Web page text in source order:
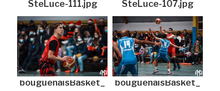
SteLuce-111.jpg
SteLuce-107.jpg
bouguenaisBasket_
bouguenaisBasket_